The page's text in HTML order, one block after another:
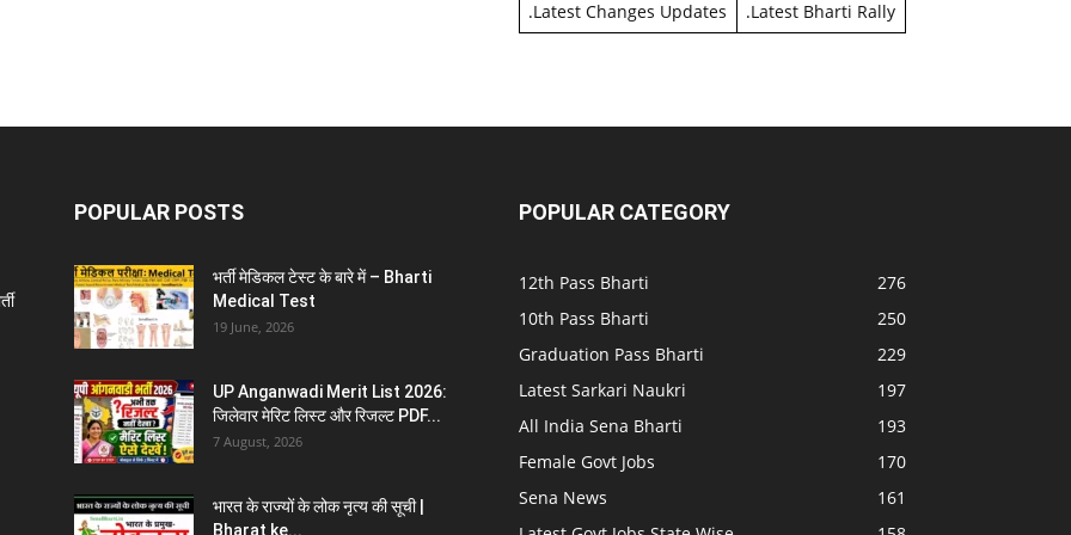
.Latest Changes Updates .Latest Bharti Rally
POPULAR POSTS
भर्ती मेडिकल टेस्ट के बारे में – Bharti
Medical Test
19 June, 2026
UP Anganwadi Merit List 2026:
जिलेवार मेरिट लिस्ट और रिजल्ट PDF...
7 August, 2026
भारत के राज्यों के लोक नृत्य की सूची |
Bharat ke...
POPULAR CATEGORY
12th Pass Bharti
276
10th Pass Bharti
250
Graduation Pass Bharti
229
Latest Sarkari Naukri
197
All India Sena Bharti
193
Female Govt Jobs
170
Sena News
161